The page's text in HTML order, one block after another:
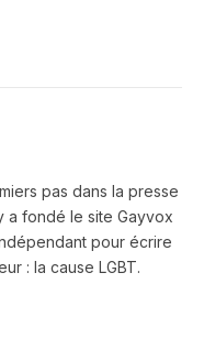
pas dans la presse
a fondé le site Gayvox
pour écrire
: la cause LGBT.